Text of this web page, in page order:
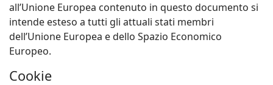
all’Unione Europea contenuto in questo documento si
intende esteso a tutti gli attuali stati membri
dell’Unione Europea e dello Spazio Economico
Europeo.
Cookie